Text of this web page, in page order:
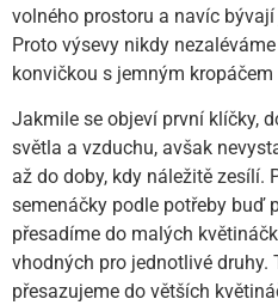
volného prostoru a navíc
Proto výsevy nikdy
konvičkou s jemným
Jakmile se objeví první klíčky,
světla a vzduchu, avšak
až do doby, kdy náležitě zesílí.
semenáčky podle potřeby buď
přesadíme do malých
vhodných pro jednotlivé druhy.
přesazujeme do větších